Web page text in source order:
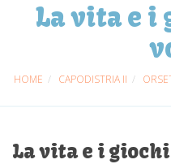
La vita e i
HOME CAPODISTRIA II
La vita e i